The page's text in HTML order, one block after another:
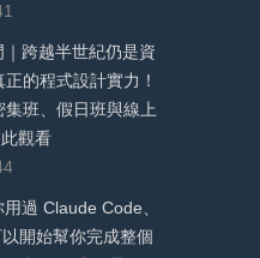
跨越半世紀仍是資
的程式設計實力！
班、假日班與線上
觀看
過 Claude Code、
開始幫你完成整個